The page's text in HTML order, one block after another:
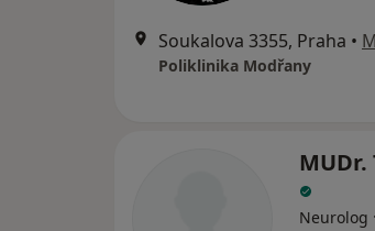
Soukalova 3355, Praha •
Poliklinika Modřany
MUDr.
Neurolog ·